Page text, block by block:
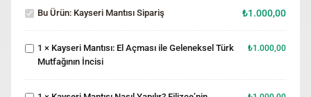
Mantısı
Sipariş
Bu Ürün: Kayseri Mantısı Sipariş ₺1.000,00
Mantısı: El
Geleneksel
Türk
Mutfağının
İncisi
1 × Kayseri Mantısı: El Açması ile Geleneksel Türk
Mutfağının İncisi
₺1.000,00
Kayseri
Mantısı Nasıl
Yapılır?